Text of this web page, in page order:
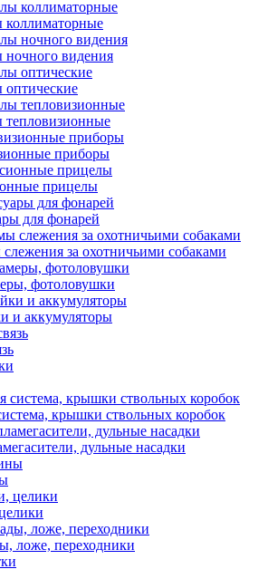
видения
приборы
прицелы
для фонарей
за охотничьими собаками
фотоловушки
и аккумуляторы
крышки ствольных коробок
дульные насадки
ложе, переходники